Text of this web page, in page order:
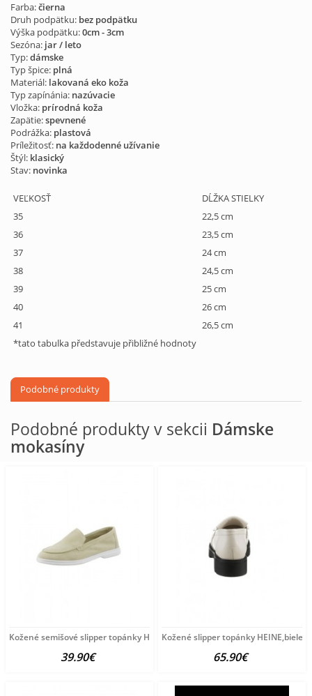
Farba:čierna
Druh podpätku: bez podpätku
Výška podpätku:0cm - 3cm
Sezóna: jar / leto
Typ:dámske
Typ špice: plná
Materiál: lakovaná eko koža
Typ zapínánia: nazúvacie
Vložka: prírodná koža
Zapätie:spevnené
Podrážka: plastová
Príležitosť: na každodenné užívanie
Štýl: klasický
Stav: novinka
VEĽKOSŤ
DĹŽKA STIELKY
35
22,5 cm
36
23,5 cm
37
24 cm
38
24,5 cm
39
25 cm
40
26 cm
41
26,5 cm
*tato tabulka představuje přibližné hodnoty
Podobné produkty
Podobné produkty v sekcii Dámske
mokasíny
Kožené semišové slipper topánky HEINE, pieskové
39.90€
Kožené slipper topánky HEINE,biele
65.90€